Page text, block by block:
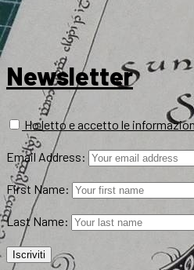
Newsletter
Ho letto e accetto le
Email Address:
First Name:
Last Name: